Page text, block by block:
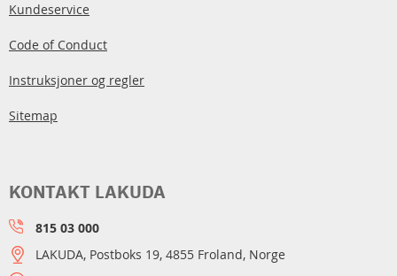
Kundeservice
Code of Conduct
Instruksjoner og regler
Sitemap
KONTAKT LAKUDA
815 03 000
LAKUDA, Postboks 19, 4855 Froland, Norge